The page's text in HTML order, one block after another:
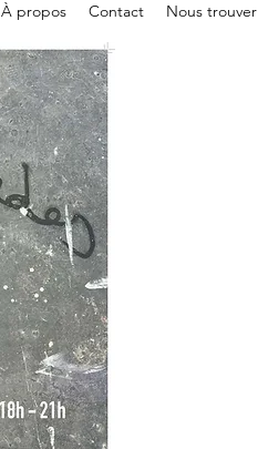
À propos Contact Nous trouver